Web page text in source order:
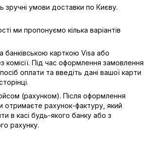
зручні умови доставки по Києву.
ми пропонуємо кілька варіантів
банківською карткою Visa або
комісії. Під час оформлення замовлення
оплати та введіть дані вашої карти
(рахунком). Після оформлення
отримаєте рахунок-фактуру, який
в касі будь-якого банку або з
рахунку.